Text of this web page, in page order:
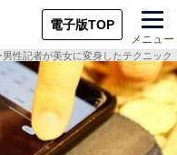
電子版TOP
メニュー
男性記者が美女に変身したテクニッ